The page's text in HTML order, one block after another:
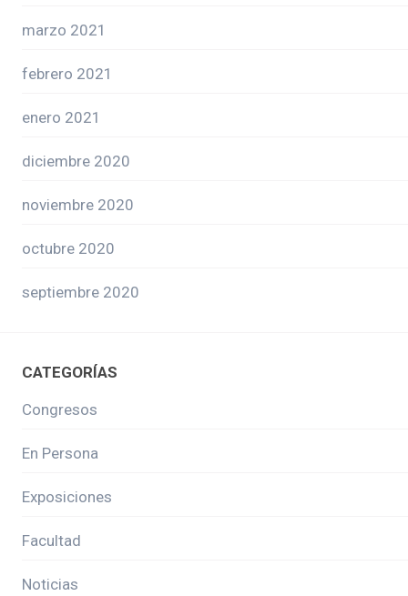
marzo 2021
febrero 2021
enero 2021
diciembre 2020
noviembre 2020
octubre 2020
septiembre 2020
CATEGORÍAS
Congresos
En Persona
Exposiciones
Facultad
Noticias